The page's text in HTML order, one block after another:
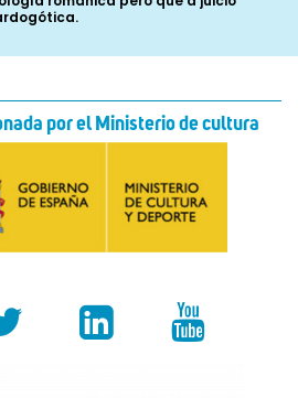
por el Ministerio de cultura